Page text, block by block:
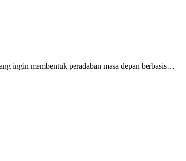
ingin membentuk peradaban masa depan berbasis…